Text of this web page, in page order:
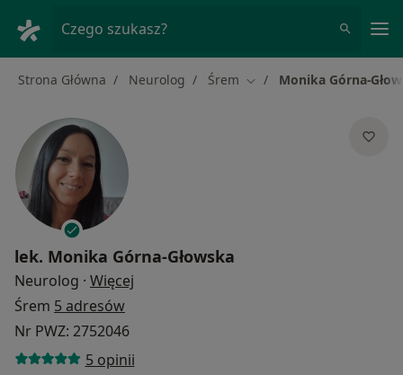
Czego szukasz?
Strona Główna Neurolog Śrem Zmień miasto
Monika Górna-
lek. Monika Górna-Głowska
Neurolog · Więcej
Śrem 5 adresów
Nr PWZ: 2752046
5 opinii